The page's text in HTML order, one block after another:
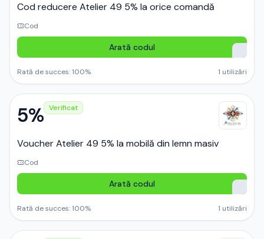
Cod reducere Atelier 49 5% la orice comandă
Cod
Arată codul
Rată de succes:100% 1 utilizări
5% Verificat
Voucher Atelier 49 5% la mobilă din lemn masiv
Cod
Arată codul
Rată de succes:100% 1 utilizări